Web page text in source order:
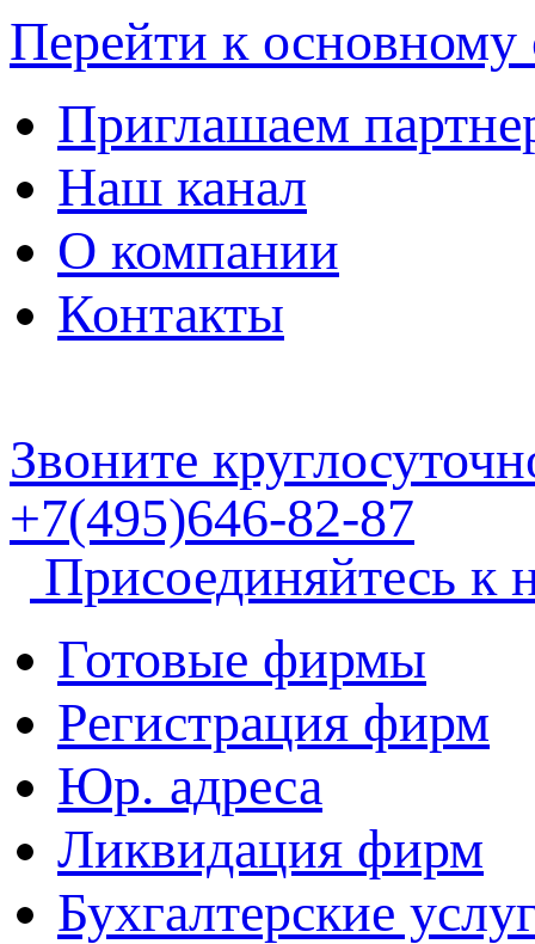
Перейти к
Приглашаем
Наш канал
О компании
Контакты
Звоните
+7(495)646-82-87
Присоединяйтесь к
Готовые фирмы
Регистрация фирм
Юр. адреса
Ликвидация фирм
Бухгалтерские